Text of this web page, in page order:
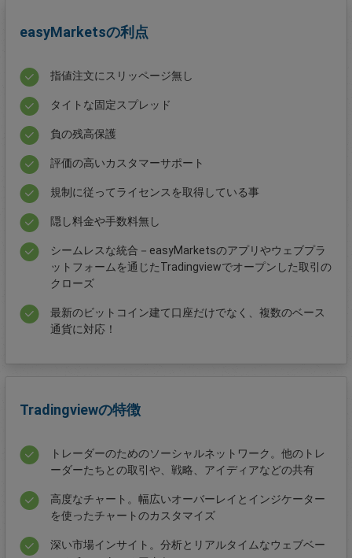
easyMarketsの利点
指値注文にスリッページ無し
タイトな固定スプレッド
負の残高保護
評価の高いカスタマーサポート
規制に従ってライセンスを取得している事
隠し料金や手数料無し
シームレスな統合－easyMarketsのアプリやウェブプラ
ットフォームを通じたTradingviewでオープンした取引の
クローズ
最新のビットコイン建て口座だけでなく、複数のベース
通貨に対応！
Tradingviewの特徴
トレーダーのためのソーシャルネットワーク。他のトレ
ーダーたちとの取引や、戦略、アイディアなどの共有
高度なチャート。幅広いオーバーレイとインジケーター
を使ったチャートのカスタマイズ
深い市場インサイト。分析とリアルタイムなウェブベー